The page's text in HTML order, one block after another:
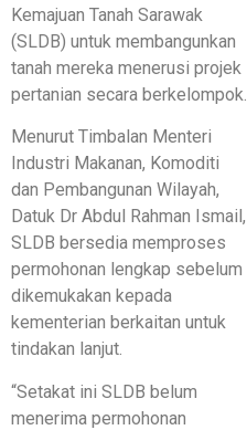
Kemajuan Tanah Sarawak
(SLDB) untuk membangunkan
tanah mereka menerusi projek
pertanian secara berkelompok.
Menurut Timbalan Menteri
Industri Makanan, Komoditi
dan Pembangunan Wilayah,
Datuk Dr Abdul Rahman Ismail,
SLDB bersedia memproses
permohonan lengkap sebelum
dikemukakan kepada
kementerian berkaitan untuk
tindakan lanjut.
“Setakat ini SLDB belum
menerima permohonan